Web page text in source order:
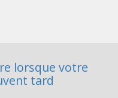
lorsque votre
tard